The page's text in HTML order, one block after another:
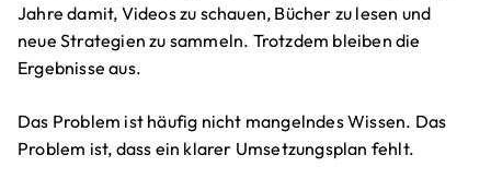
Jahre damit, Videos zu schauen, Bücher zu lesen und
neue Strategien zu sammeln. Trotzdem bleiben die
Ergebnisse aus.
Das Problem ist häufig nicht mangelndes Wissen. Das
Problem ist, dass ein klarer Umsetzungsplan fehlt.